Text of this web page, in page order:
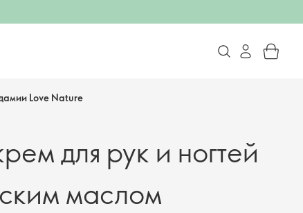
Love Nature
для рук и ногтей
маслом